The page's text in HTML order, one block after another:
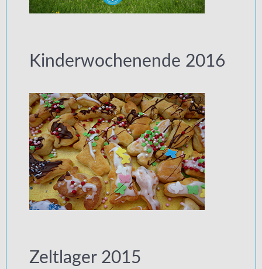
Kinderwochenende 2016
Zeltlager 2015